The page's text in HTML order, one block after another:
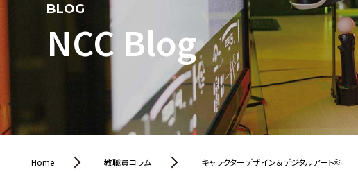
BLOG
NCC Blog
Home 教職員コラム キャラクターデザイン＆デジタルアート科